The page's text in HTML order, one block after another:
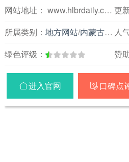
网站地址： www.hlbrdaily.com.cn 更
所属类别： 地方网站/内蒙古/各地
人
绿色评级：
赞
进入官网  口碑点